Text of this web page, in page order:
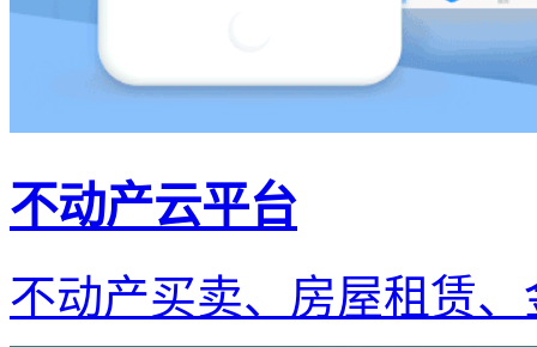
不动产云平台
不动产买卖、房屋租赁